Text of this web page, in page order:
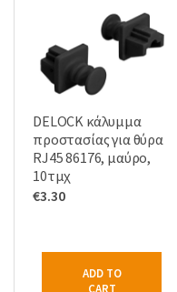
DELOCK κάλυμμα
προστασίας για θύρα
RJ45 86176, μαύρο,
10τμχ
€3.30
ADD TO
CART